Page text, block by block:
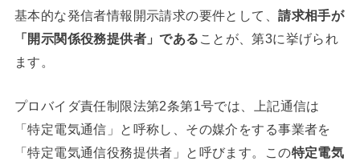
基本的な発信者情報開示請求の要件として、請求相手が
「開示関係役務提供者」である ことが、第3に挙げられ
ます。
プロバイダ責任制限法第2条第1号では、上記通信は
「特定電気通信」と呼称し、その媒介をする事業者を
「特定電気通信役務提供者」と呼びます。この特定電気